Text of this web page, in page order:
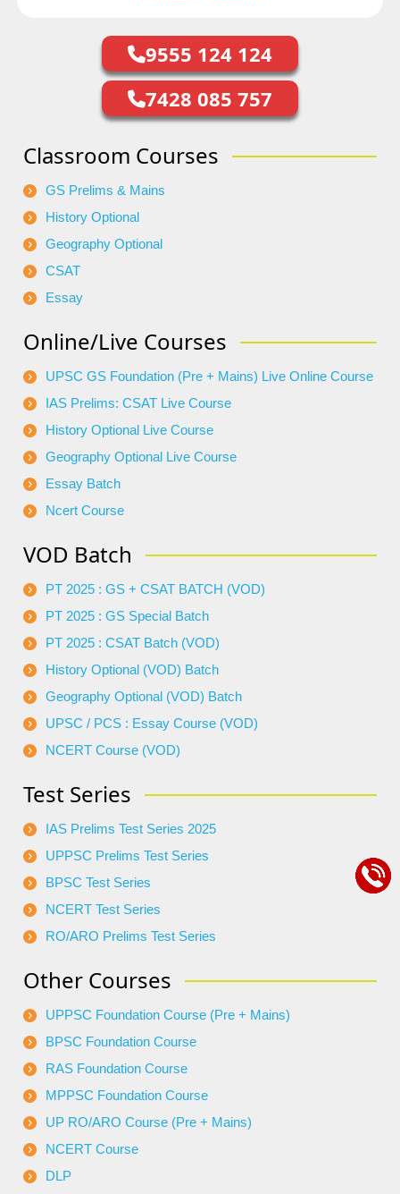
9555 124 124
7428 085 757
Classroom Courses
GS Prelims & Mains
History Optional
Geography Optional
CSAT
Essay
Online/Live Courses
UPSC GS Foundation (Pre + Mains) Live Online Course
IAS Prelims: CSAT Live Course
History Optional Live Course
Geography Optional Live Course
Essay Batch
Ncert Course
VOD Batch
PT 2025 : GS + CSAT BATCH (VOD)
PT 2025 : GS Special Batch
PT 2025 : CSAT Batch (VOD)
History Optional (VOD) Batch
Geography Optional (VOD) Batch
UPSC / PCS : Essay Course (VOD)
NCERT Course (VOD)
Test Series
IAS Prelims Test Series 2025
UPPSC Prelims Test Series
BPSC Test Series
NCERT Test Series
RO/ARO Prelims Test Series
Other Courses
UPPSC Foundation Course (Pre + Mains)
BPSC Foundation Course
RAS Foundation Course
MPPSC Foundation Course
UP RO/ARO Course (Pre + Mains)
NCERT Course
DLP